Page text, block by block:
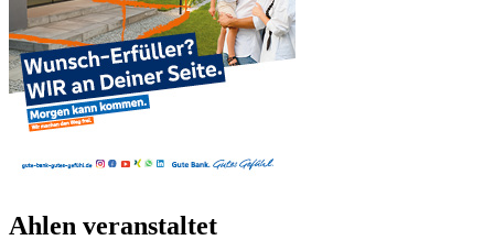
Ahlen veranstaltet